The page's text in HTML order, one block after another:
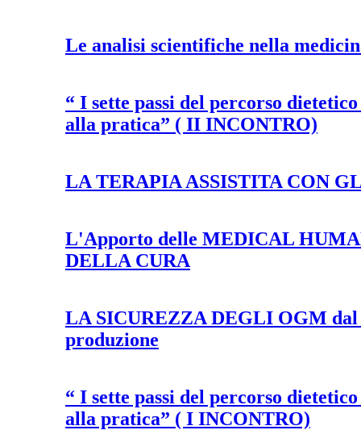
Le analisi scientifiche nella
“ I sette passi del percorso
alla pratica” ( II INCONTRO)
LA TERAPIA ASSISTITA CON
L'Apporto delle MEDICAL
DELLA CURA
LA SICUREZZA DEGLI OGM
produzione
“ I sette passi del percorso
alla pratica” ( I INCONTRO)